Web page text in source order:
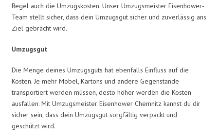
Regel auch die Umzugskosten. Unser Umzugsmeister Eisenhower-
Team stellt sicher, dass dein Umzugsgut sicher und zuverlässig ans
Ziel gebracht wird.
Umzugsgut
Die Menge deines Umzugsguts hat ebenfalls Einfluss auf die
Kosten. Je mehr Möbel, Kartons und andere Gegenstände
transportiert werden müssen, desto höher werden die Kosten
ausfallen. Mit Umzugsmeister Eisenhower Chemnitz kannst du dir
sicher sein, dass dein Umzugsgut sorgfältig verpackt und
geschützt wird.